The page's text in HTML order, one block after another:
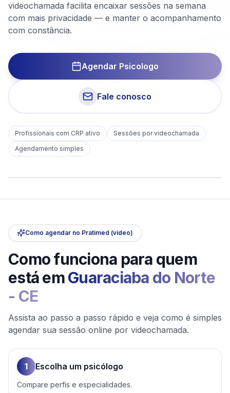
videochamada facilita encaixar sessões na semana
com mais privacidade — e manter o acompanhamento
com constância.
Agendar Psicologo
Fale conosco
Profissionais com CRP ativo
Sessões por videochamada
Agendamento simples
Como agendar no Pratimed (vídeo)
Como funciona para quem
está em Guaraciaba do Norte
- CE
Assista ao passo a passo rápido e veja como é simples
agendar sua sessão online por videochamada.
1 Escolha um psicólogo
Compare perfis e especialidades.